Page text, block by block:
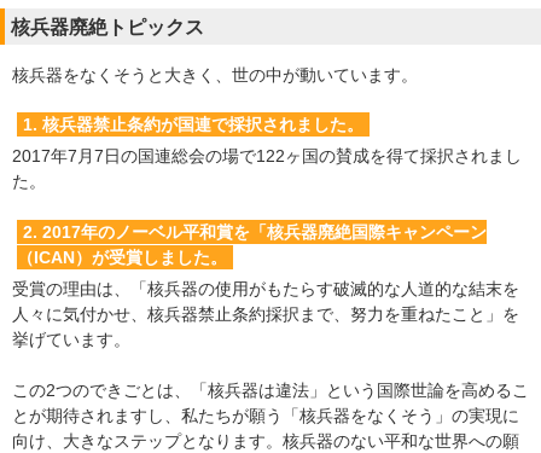
核兵器廃絶トピックス
核兵器をなくそうと大きく、世の中が動いています。
1. 核兵器禁止条約が国連で採択されました。
2017年7月7日の国連総会の場で122ヶ国の賛成を得て採択されまし
た。
2. 2017年のノーベル平和賞を「核兵器廃絶国際キャンペーン
（ICAN）が受賞しました。
受賞の理由は、「核兵器の使用がもたらす破滅的な人道的な結末を
人々に気付かせ、核兵器禁止条約採択まで、努力を重ねたこと」を
挙げています。
この2つのできごとは、「核兵器は違法」という国際世論を高めるこ
とが期待されますし、私たちが願う「核兵器をなくそう」の実現に
向け、大きなステップとなります。核兵器のない平和な世界への願